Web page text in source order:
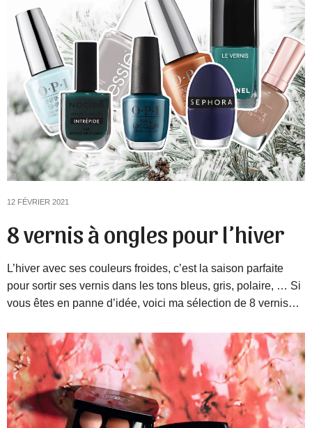
12 FÉVRIER 2021
8 vernis à ongles pour l’hiver
L’hiver avec ses couleurs froides, c’est la saison parfaite
pour sortir ses vernis dans les tons bleus, gris, polaire, … Si
vous êtes en panne d’idée, voici ma sélection de 8 vernis…